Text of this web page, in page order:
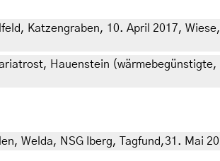
Katzengraben, 10. April 2017,
Hauenstein
Welda, NSG Iberg, Tagfund,31. Mai